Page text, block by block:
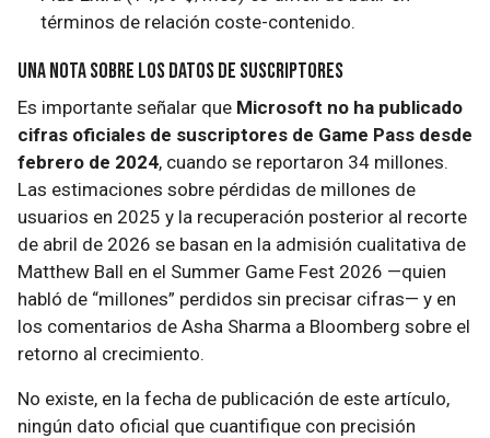
términos de relación coste-contenido.
Una nota sobre los datos de suscriptores
Es importante señalar que Microsoft no ha publicado
cifras oficiales de suscriptores de Game Pass desde
febrero de 2024, cuando se reportaron 34 millones.
Las estimaciones sobre pérdidas de millones de
usuarios en 2025 y la recuperación posterior al recorte
de abril de 2026 se basan en la admisión cualitativa de
Matthew Ball en el Summer Game Fest 2026 —quien
habló de “millones” perdidos sin precisar cifras— y en
los comentarios de Asha Sharma a Bloomberg sobre el
retorno al crecimiento.
No existe, en la fecha de publicación de este artículo,
ningún dato oficial que cuantifique con precisión